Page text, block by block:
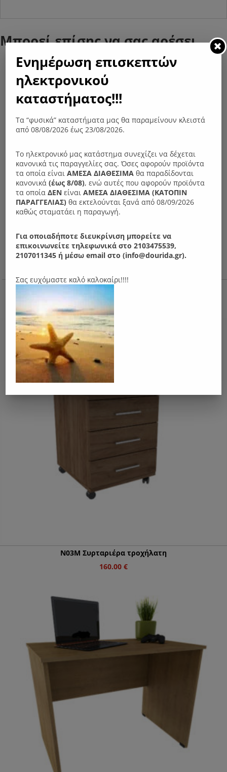
Μπορεί επίσης να σας αρέσει…
Ν02Μ Γραφείο
ΑΠΌ:210.00
Ν03Μ Συρταριέρα τροχήλατη
160.00 €
Ενημέρωση επισκεπτών
ηλεκτρονικού
καταστήματος!!!
Τα “φυσικά” καταστήματα μας θα παραμείνουν κλειστά
από 08/08/2026 έως 23/08/2026.
Το ηλεκτρονικό μας κατάστημα συνεχίζει να δέχεται
κανονικά τις παραγγελίες σας. Όσες αφορούν προϊόντα
τα οποία είναιΑΜΕΣΑ ΔΙΑΘΕΣΙΜΑ θα παραδίδονται
κανονικά(έως 8/08), ενώ αυτές που αφορούν προϊόντα
τα οποίαΔΕΝ είναι ΑΜΕΣΑ ΔΙΑΘΕΣΙΜΑ (ΚΑΤΟΠΙΝ
ΠΑΡΑΓΓΕΛIΑΣ) θα εκτελούνται ξανά από 08/09/2026
καθώς σταματάει η παραγωγή.
Για οποιαδήποτε διευκρίνιση μπορείτε να
επικοινωνείτε τηλεφωνικά στο 2103475539,
2107011345 ή μέσω email στο (info@dourida.gr).
Σας ευχόμαστε καλό καλοκαίρι!!!!